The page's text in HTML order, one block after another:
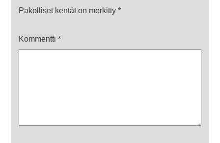
Pakolliset kentät on merkitty *
Kommentti *